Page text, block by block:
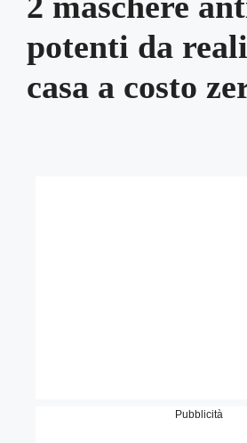
potenti da
casa a costo
Pubblicità